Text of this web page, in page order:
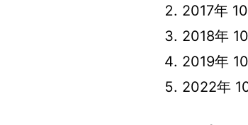
2017年
2018年
2019年
2022年